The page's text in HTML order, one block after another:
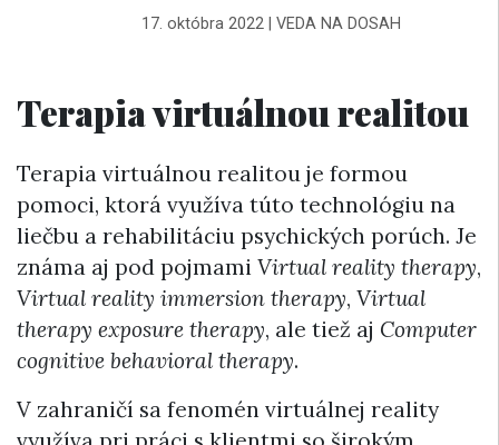
17. októbra 2022| VEDA NA DOSAH
Terapia virtuálnou realitou
Terapia virtuálnou realitou je formou
pomoci, ktorá využíva túto technológiu na
liečbu a rehabilitáciu psychických porúch. Je
známa aj pod pojmami Virtual reality therapy,
Virtual reality immersion therapy, Virtual
therapy exposure therapy, ale tiež aj Computer
cognitive behavioral therapy.
V zahraničí sa fenomén virtuálnej reality